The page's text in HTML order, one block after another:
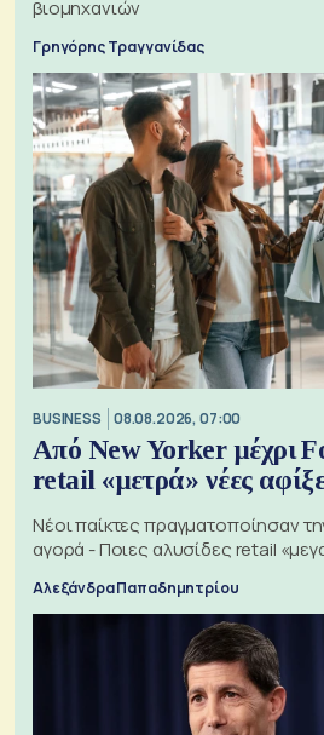
βιομηχανιών
Γρηγόρης Τραγγανίδας
BUSINESS 08.08.2026, 07:00
Από New Yorker μέχρι
retail «μετρά» νέες
Νέοι παίκτες πραγματοποίησαν
αγορά - Ποιες αλυσίδες retail
Αλεξάνδρα Παπαδημητρίου